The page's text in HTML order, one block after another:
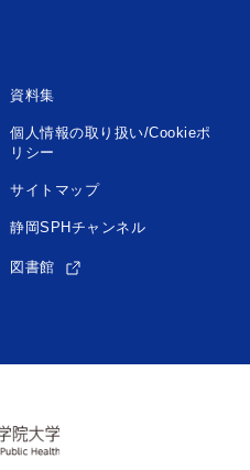
資料集
個人情報の取り扱い/Cookieポ
リシー
サイトマップ
静岡SPHチャンネル
図書館